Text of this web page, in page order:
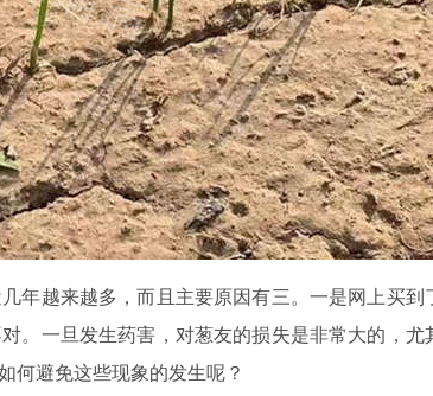
年越来越多，而且主要原因有三。一是网上买到
。一旦发生药害，对葱友的损失是非常大的，尤
何避免这些现象的发生呢？